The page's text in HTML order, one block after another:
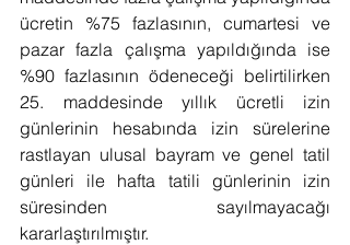
ücretin %75 fazlasının, cumartesi ve
pazar fazla çalışma yapıldığında ise
%90 fazlasının ödeneceği belirtilirken
25. maddesinde yıllık ücretli izin
günlerinin hesabında izin sürelerine
rastlayan ulusal bayram ve genel tatil
günleri ile hafta tatili günlerinin izin
süresinden sayılmayacağı
kararlaştırılmıştır.